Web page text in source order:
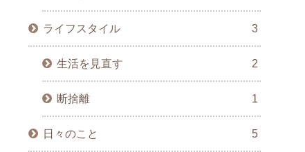
ライフスタイル 3
生活を見直す 2
断捨離 1
日々のこと 5